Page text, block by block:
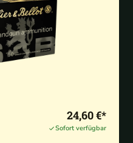
24,60 €*
Sofort verfügbar